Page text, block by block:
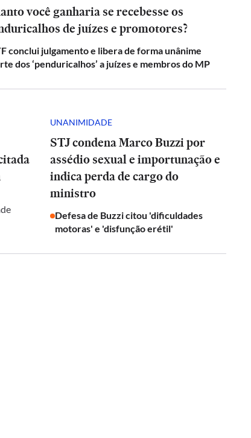
você ganharia se recebesse os
de juízes e promotores?
conclui julgamento e libera de forma unânime
dos ‘penduricalhos’ a juízes e membros do MP
UNANIMIDADE
STJ condena Marco Buzzi por
assédio sexual e importunação e
indica perda de cargo do
ministro
Defesa de Buzzi citou 'dificuldades
motoras' e 'disfunção erétil'